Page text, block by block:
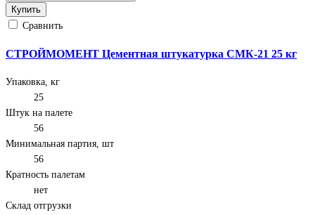
Купить
Сравнить
СТРОЙМОМЕНТ Цементная штукатурка СМК-21 25 кг
Упаковка, кг
25
Штук на палете
56
Минимальная партия, шт
56
Кратность палетам
нет
Склад отгрузки